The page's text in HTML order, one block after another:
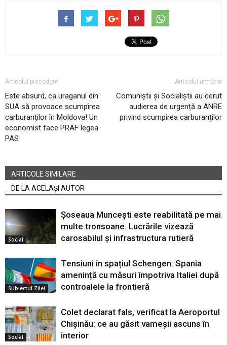
Articolul precedent
Este absurd, ca uraganul din
SUA să provoace scumpirea
carburanților în Moldova! Un
economist face PRAF legea
PAS
Articolul următor
Comuniștii și Socialiștii au cerut
audierea de urgență a ANRE
privind scumpirea carburanților
ARTICOLE SIMILARE
DE LA ACELAȘI AUTOR
Social
Șoseaua Muncești este reabilitată pe mai
multe tronsoane. Lucrările vizează
carosabilul și infrastructura rutieră
Subiectul Zilei
Tensiuni în spațiul Schengen: Spania
amenință cu măsuri împotriva Italiei după
controalele la frontieră
Social
Colet declarat fals, verificat la Aeroportul
Chișinău: ce au găsit vameșii ascuns în
interior